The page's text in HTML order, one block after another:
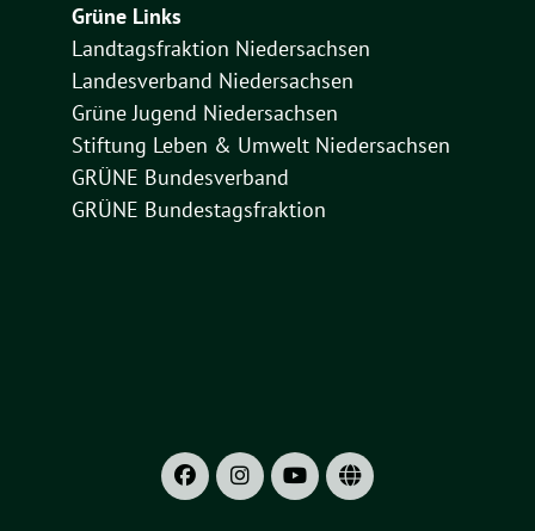
Grüne Links
Landtagsfraktion Niedersachsen
Landesverband Niedersachsen
Grüne Jugend Niedersachsen
Stiftung Leben & Umwelt Niedersachsen
GRÜNE Bundesverband
GRÜNE Bundestagsfraktion